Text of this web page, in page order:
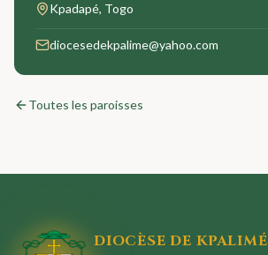
Kpadapé, Togo
diocesedekpalime@yahoo.com
Toutes les paroisses
DIOCÈSE DE KPALIMÉ